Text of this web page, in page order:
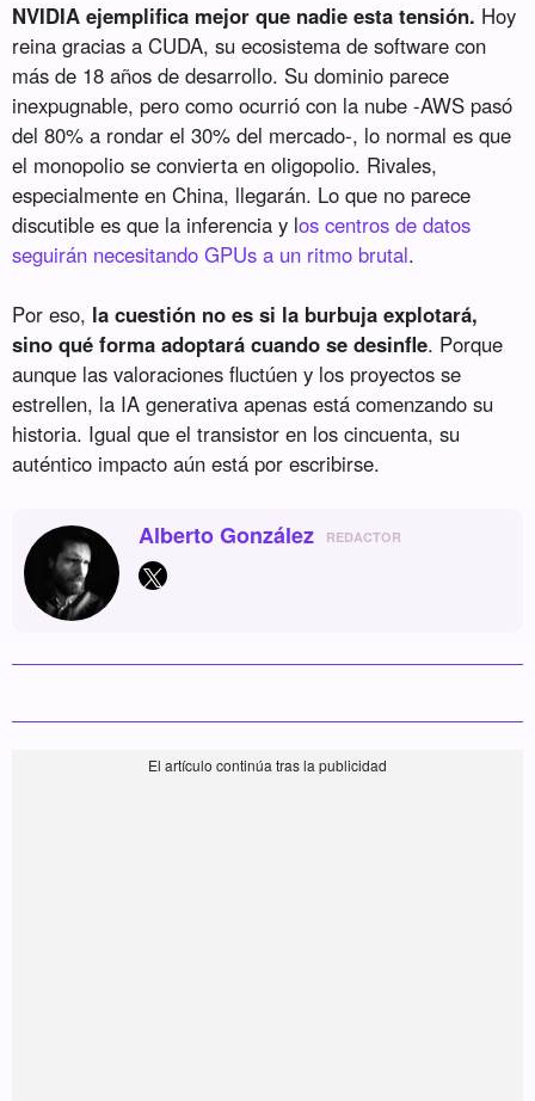
NVIDIA ejemplifica mejor que nadie esta tensión. Hoy
reina gracias a CUDA, su ecosistema de software con
más de 18 años de desarrollo. Su dominio parece
inexpugnable, pero como ocurrió con la nube -AWS pasó
del 80% a rondar el 30% del mercado-, lo normal es que
el monopolio se convierta en oligopolio. Rivales,
especialmente en China, llegarán. Lo que no parece
discutible es que la inferencia y los centros de datos
seguirán necesitando GPUs a un ritmo brutal.
Por eso, la cuestión no es si la burbuja explotará,
sino qué forma adoptará cuando se desinfle. Porque
aunque las valoraciones fluctúen y los proyectos se
estrellen, la IA generativa apenas está comenzando su
historia. Igual que el transistor en los cincuenta, su
auténtico impacto aún está por escribirse.
Alberto González REDACTOR